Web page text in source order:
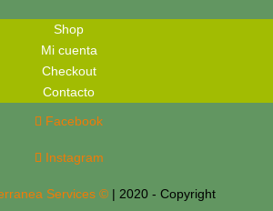
Shop
Mi cuenta
Checkout
Contacto
Facebook
Instagram
Services © | 2020 - Copyright